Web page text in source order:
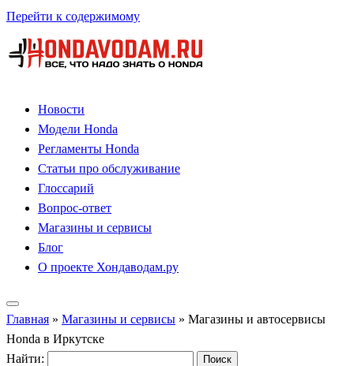
Перейти к содержимому
Новости
Модели Honda
Регламенты Honda
Статьи про обслуживание
Глоссарий
Вопрос-ответ
Магазины и сервисы
Блог
О проекте Хондаводам.ру
Главная » Магазины и сервисы » Магазины и автосервисы
Honda в Иркутске
Найти: